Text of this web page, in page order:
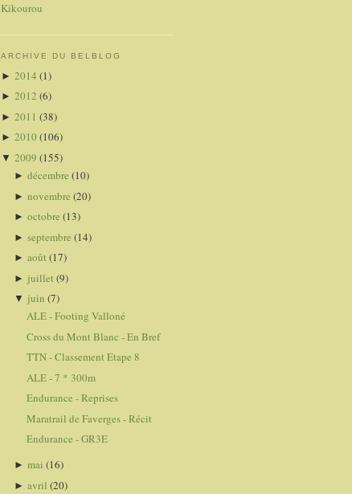
Kikourou
ARCHIVE DU BELBLOG
► 2014 (1)
► 2012 (6)
► 2011 (38)
► 2010 (106)
▼ 2009 (155)
► décembre (10)
► novembre (20)
► octobre (13)
► septembre (14)
► août (17)
► juillet (9)
▼ juin (7)
ALE - Footing Valloné
Cross du Mont Blanc - En Bref
TTN - Classement Etape 8
ALE - 7 * 300m
Endurance - Reprises
Maratrail de Faverges - Récit
Endurance - GR3E
► mai (16)
► avril (20)